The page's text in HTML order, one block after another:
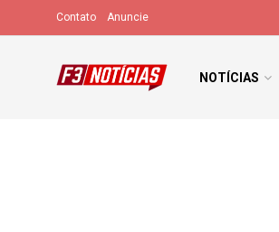
Contato Anuncie
NOTÍCIAS